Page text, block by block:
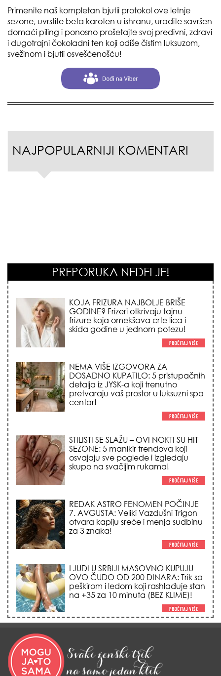
Primenite naš kompletan bjutii protokol ove letnje
sezone, uvrstite beta karoten u ishranu, uradite savršen
domaći piling i ponosno prošetajte svoj predivni, zdravi
i dugotrajni čokoladni ten koji odiše čistim luksuzom,
svežinom i bjutii osvešćenošću!
NAJPOPULARNIJI KOMENTARI
PREPORUKA NEDELJE!
KOJA FRIZURA NAJBOLJE BRIŠE
GODINE? Frizeri otkrivaju tajnu
frizure koja omekšava crte lica i
skida godine u jednom potezu!
NEMA VIŠE IZGOVORA ZA
DOSADNO KUPATILO: 5 pristupačnih
detalja iz JYSK-a koji trenutno
pretvaraju vaš prostor u luksuzni spa
centar!
STILISTI SE SLAŽU – OVI NOKTI SU HIT
SEZONE: 5 manikir trendova koji
osvajaju sve poglede i izgledaju
skupo na svačijim rukama!
REDAK ASTRO FENOMEN POČINJE
7. AVGUSTA: Veliki Vazdušni Trigon
otvara kapiju sreće i menja sudbinu
za 3 znaka!
LJUDI U SRBIJI MASOVNO KUPUJU
OVO ČUDO OD 200 DINARA: Trik sa
peškirom i ledom koji rashlađuje stan
na +35 za 10 minuta (BEZ KLIME)!
ako želite da vam kosa raste kao iz
vode i privučete novu ljubav!